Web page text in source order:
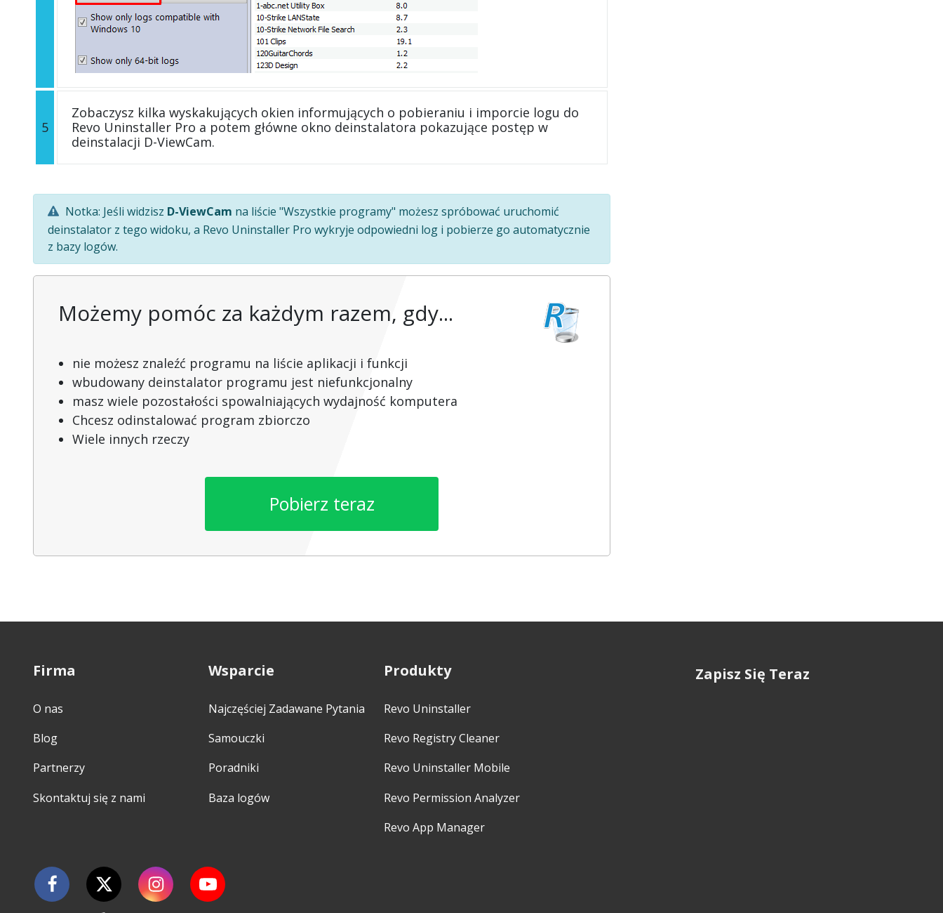
5
Zobaczysz kilka wyskakujących okien informujących o pobieraniu i imporcie logu do
Revo Uninstaller Pro a potem główne okno deinstalatora pokazujące postęp w
deinstalacji D-ViewCam.
Notka: Jeśli widzisz D-ViewCam na liście "Wszystkie programy" możesz spróbować uruchomić
deinstalator z tego widoku, a Revo Uninstaller Pro wykryje odpowiedni log i pobierze go automatycznie
z bazy logów.
Możemy pomóc za każdym razem, gdy...
nie możesz znaleźć programu na liście aplikacji i funkcji
wbudowany deinstalator programu jest niefunkcjonalny
masz wiele pozostałości spowalniających wydajność komputera
Chcesz odinstalować program zbiorczo
Wiele innych rzeczy
Pobierz teraz
Firma
O nas
Blog
Partnerzy
Skontaktuj się z nami
Wsparcie
Najczęściej Zadawane Pytania
Samouczki
Poradniki
Baza logów
Produkty
Revo Uninstaller
Revo Registry Cleaner
Revo Uninstaller Mobile
Revo Permission Analyzer
Revo App Manager
Zapisz Się Teraz